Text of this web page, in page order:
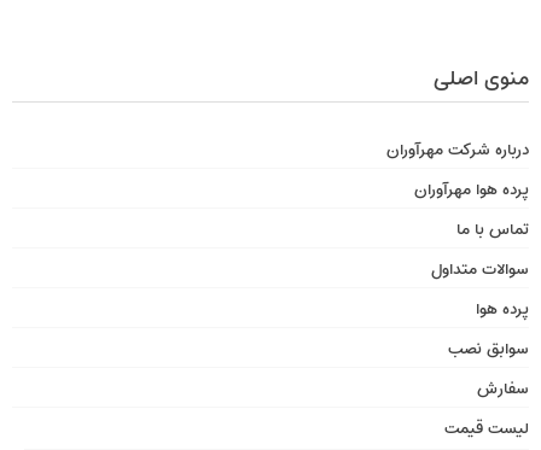
منوی اصلی
درباره شرکت مهرآوران
پرده هوا مهرآوران
تماس با ما
سوالات متداول
پرده هوا
سوابق نصب
سفارش
لیست قیمت